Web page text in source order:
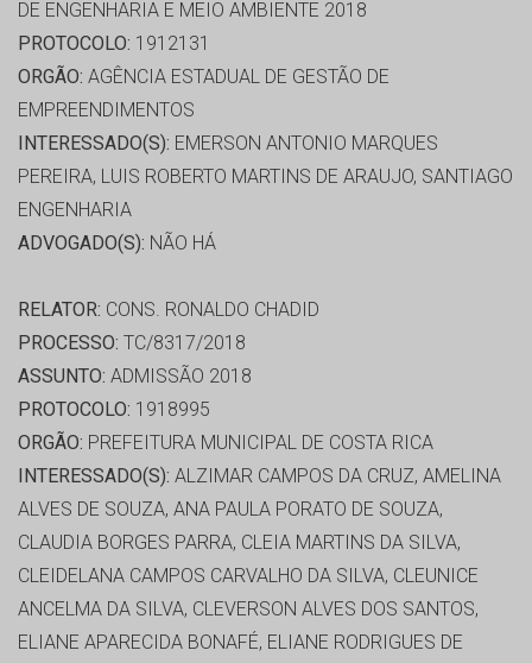
DE ENGENHARIA E MEIO AMBIENTE 2018
PROTOCOLO: 1912131
ORGÃO: AGÊNCIA ESTADUAL DE GESTÃO DE
EMPREENDIMENTOS
INTERESSADO(S): EMERSON ANTONIO MARQUES
PEREIRA, LUIS ROBERTO MARTINS DE ARAUJO, SANTIAGO
ENGENHARIA
ADVOGADO(S): NÃO HÁ
RELATOR: CONS. RONALDO CHADID
PROCESSO: TC/8317/2018
ASSUNTO: ADMISSÃO 2018
PROTOCOLO: 1918995
ORGÃO: PREFEITURA MUNICIPAL DE COSTA RICA
INTERESSADO(S): ALZIMAR CAMPOS DA CRUZ, AMELINA
ALVES DE SOUZA, ANA PAULA PORATO DE SOUZA,
CLAUDIA BORGES PARRA, CLEIA MARTINS DA SILVA,
CLEIDELANA CAMPOS CARVALHO DA SILVA, CLEUNICE
ANCELMA DA SILVA, CLEVERSON ALVES DOS SANTOS,
ELIANE APARECIDA BONAFÉ, ELIANE RODRIGUES DE